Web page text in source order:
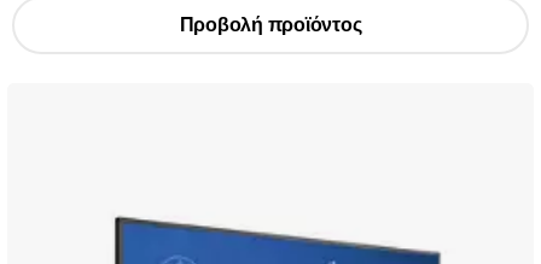
Προβολή προϊόντος